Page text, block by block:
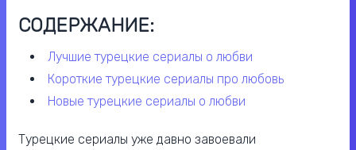
СОДЕРЖАНИЕ:
лучшие турецкие сериалы о любви
короткие турецкие сериалы про любовь
новые турецкие сериалы о любви
Турецкие сериалы уже давно завоевали